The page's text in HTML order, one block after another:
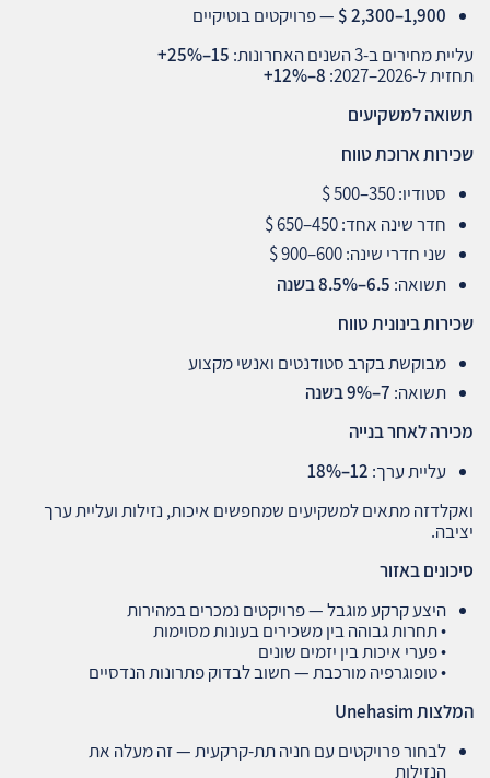
1,900–2,300 $
— פרויקטים בוטיקיים
עליית מחירים ב‑3 השנים האחרונות:
15–25%+
תחזית ל‑2026–2027:
8–12%+
תשואה למשקיעים
שכירות ארוכת טווח
סטודיו: 350–500 $
חדר שינה אחד: 450–650 $
שני חדרי שינה: 600–900 $
תשואה: 6.5–8.5%
בשנה
שכירות בינונית טווח
מבוקשת בקרב סטודנטים ואנשי מקצוע
תשואה: 7–9%
בשנה
מכירה לאחר בנייה
עליית ערך: 12–18%
ואקלדזה מתאים למשקיעים שמחפשים איכות, נזילות ועליית ערך
יציבה.
סיכונים באזור
היצע קרקע מוגבל — פרויקטים נמכרים במהירות
• תחרות גבוהה בין משכירים בעונות מסוימות
• פערי איכות בין יזמים שונים
• טופוגרפיה מורכבת — חשוב לבדוק פתרונות הנדסיים
המלצות
לבחור פרויקטים עם חניה תת‑קרקעית — זה מעלה את
הנזילות